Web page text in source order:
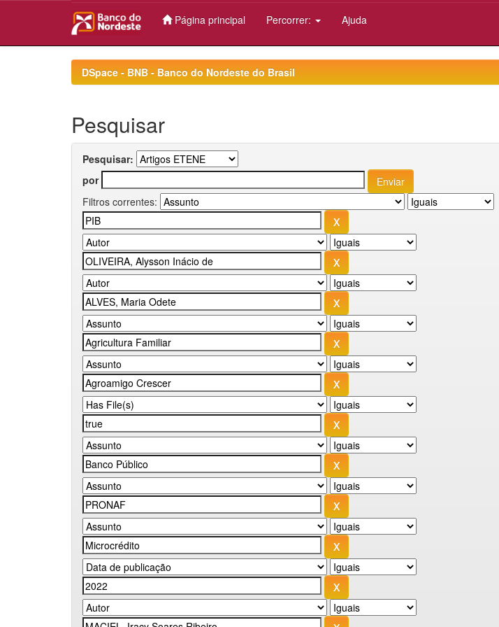
Página principal Percorrer: Ajuda
DSpace - BNB - Banco do Nordeste do Brasil
Pesquisar
Pesquisar:
por
Filtros correntes: